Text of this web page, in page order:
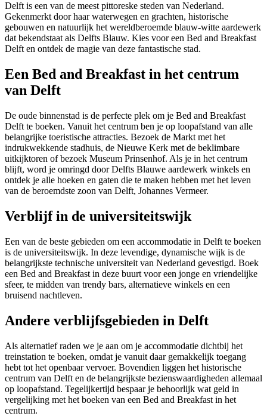
Delft is een van de meest pittoreske steden van Nederland.
Gekenmerkt door haar waterwegen en grachten, historische
gebouwen en natuurlijk het wereldberoemde blauw-witte aardewerk
dat bekendstaat als Delfts Blauw. Kies voor een Bed and Breakfast
Delft en ontdek de magie van deze fantastische stad.
Een Bed and Breakfast in het centrum
van Delft
De oude binnenstad is de perfecte plek om je Bed and Breakfast
Delft te boeken. Vanuit het centrum ben je op loopafstand van alle
belangrijke toeristische attracties. Bezoek de Markt met het
indrukwekkende stadhuis, de Nieuwe Kerk met de beklimbare
uitkijktoren of bezoek Museum Prinsenhof. Als je in het centrum
blijft, word je omringd door Delfts Blauwe aardewerk winkels en
ontdek je alle hoeken en gaten die te maken hebben met het leven
van de beroemdste zoon van Delft, Johannes Vermeer.
Verblijf in de universiteitswijk
Een van de beste gebieden om een accommodatie in Delft te boeken
is de universiteitswijk. In deze levendige, dynamische wijk is de
belangrijkste technische universiteit van Nederland gevestigd. Boek
een Bed and Breakfast in deze buurt voor een jonge en vriendelijke
sfeer, te midden van trendy bars, alternatieve winkels en een
bruisend nachtleven.
Andere verblijfsgebieden in Delft
Als alternatief raden we je aan om je accommodatie dichtbij het
treinstation te boeken, omdat je vanuit daar gemakkelijk toegang
hebt tot het openbaar vervoer. Bovendien liggen het historische
centrum van Delft en de belangrijkste bezienswaardigheden allemaal
op loopafstand. Tegelijkertijd bespaar je behoorlijk wat geld in
vergelijking met het boeken van een Bed and Breakfast in het
centrum.